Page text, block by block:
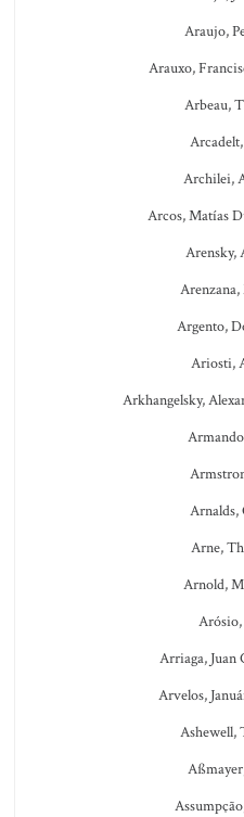
Araujo,
Arauxo,
Arbeau,
Archilei,
Arcos, Matías
Arensky,
Argento,
Ariosti,
Arkhangelsky,
Arnalds,
Arne,
Arnold,
Arriaga, Juan
Arvelos,
Ashewell,